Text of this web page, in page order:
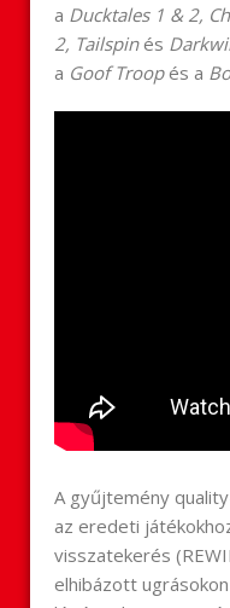
a Ducktales 1 & 2,
2, Tailspinés
a Goof Troopés a
A gyűjtemény
az eredeti
visszatekerés
elhibázott